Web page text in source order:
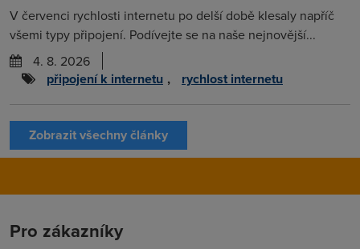
V červenci rychlosti internetu po delší době klesaly napříč
všemi typy připojení. Podívejte se na naše nejnovější...
4. 8. 2026
připojení k internetu , rychlost internetu
Zobrazit všechny články
Pro zákazníky